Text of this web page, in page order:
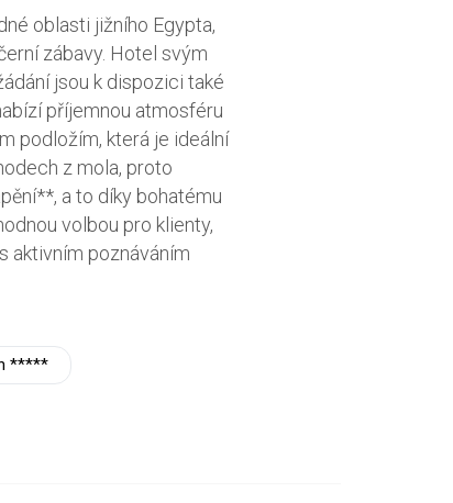
oblasti jižního Egypta,
zábavy. Hotel svým
jsou k dispozici také
příjemnou atmosféru
podložím, která je ideální
z mola, proto
a to díky bohatému
volbou pro klienty,
aktivním poznáváním
*****